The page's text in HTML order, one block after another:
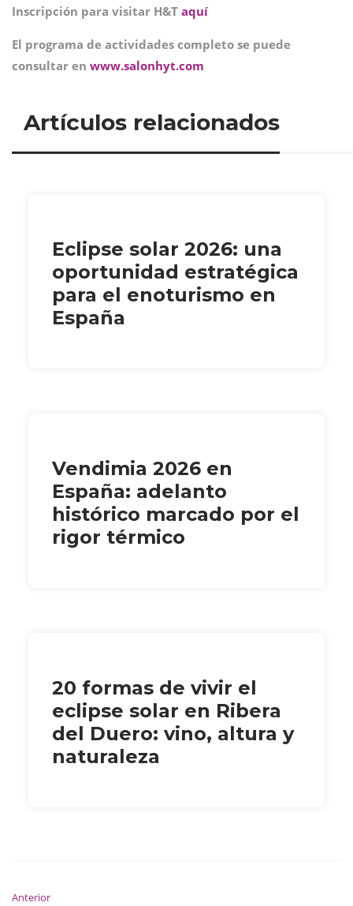
Inscripción para visitar H&T aquí
El programa de actividades completo se puede
consultar en www.salonhyt.com
Artículos relacionados
Eclipse solar 2026: una
oportunidad estratégica
para el enoturismo en
España
Vendimia 2026 en
España: adelanto
histórico marcado por el
rigor térmico
20 formas de vivir el
eclipse solar en Ribera
del Duero: vino, altura y
naturaleza
Anterior